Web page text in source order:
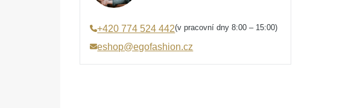
+420 774 524 442(v pracovní dny 8:00 – 15:00)
eshop@egofashion.cz